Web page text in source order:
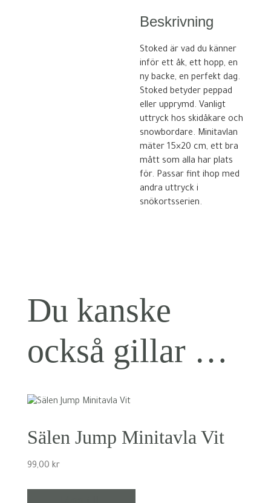
Beskrivning
Stoked är vad du känner
inför ett åk, ett hopp, en
ny backe, en perfekt dag.
Stoked betyder peppad
eller upprymd. Vanligt
uttryck hos skidåkare och
snowbordare. Minitavlan
mäter 15×20 cm, ett bra
mått som alla har plats
för. Passar fint ihop med
andra uttryck i
snökortsserien.
Du kanske
också gillar …
Sälen Jump Minitavla Vit
99,00 kr